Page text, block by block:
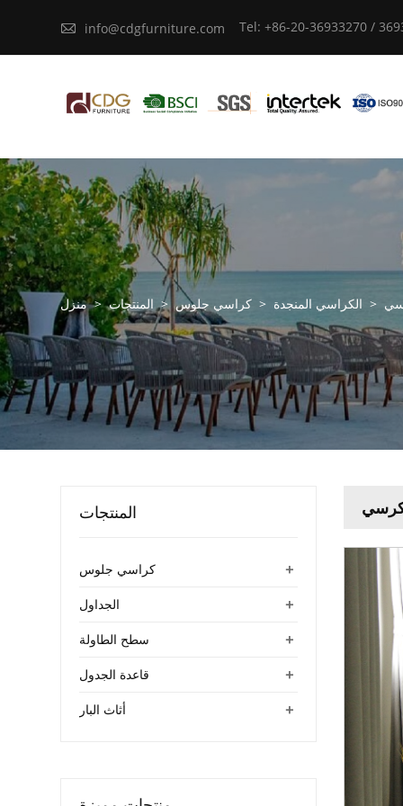
 info@cdgfurniture.com Tel: +86-20-36933270 /
منزل > المنتجات > كراسي جلوس > الكراسي المنجدة >
كرسي المنتجات
+ كراسي جلوس
+ الجداول
+ سطح الطاولة
+ قاعدة الجدول
+ أثاث البار